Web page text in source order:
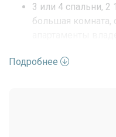
3 или 4 спальни,
большая комната,
машины.
Подробнее